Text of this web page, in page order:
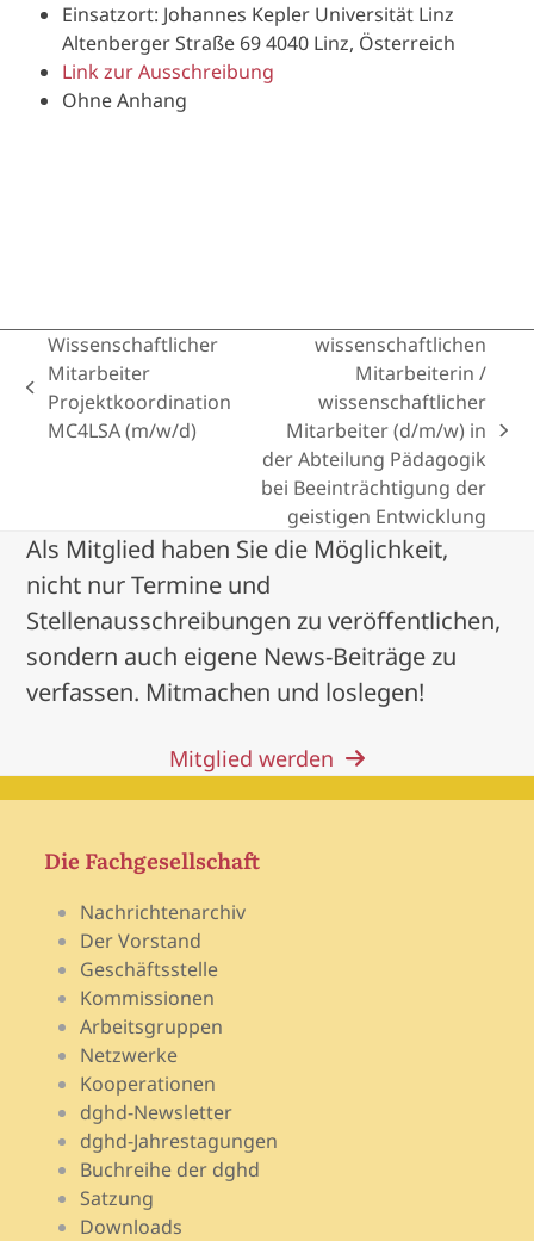
Einsatzort: Johannes Kepler Universität Linz
Altenberger Straße 69 4040 Linz, Österreich
Link zur Ausschreibung
Ohne Anhang
previous
post:
Wissenschaftlicher
Mitarbeiter
Projektkoordination
MC4LSA (m/w/d)
next
post:
wissenschaftlichen
Mitarbeiterin /
wissenschaftlicher
Mitarbeiter (d/m/w) in
der Abteilung Pädagogik
bei Beeinträchtigung der
geistigen Entwicklung
Als Mitglied haben Sie die Möglichkeit,
nicht nur Termine und
Stellenausschreibungen zu veröffentlichen,
sondern auch eigene News-Beiträge zu
verfassen. Mitmachen und loslegen!
Mitglied werden
Die Fachgesellschaft
Nachrichtenarchiv
Der Vorstand
Geschäftsstelle
Kommissionen
Arbeitsgruppen
Netzwerke
Kooperationen
dghd-Newsletter
dghd-Jahrestagungen
Buchreihe der dghd
Satzung
Downloads